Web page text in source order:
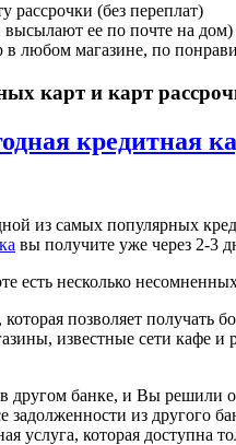
рассрочки (без переплат)
высылают ее по почте на дом)
в любом магазине, по
карт и карт
кредитная
из самых популярных
вы получите уже через 2-3
есть несколько
позволяет
известные сети кафе
другом банке, и Вы решили
задолженности из другого
услуга, которая доступна